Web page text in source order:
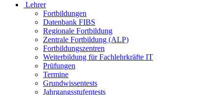
Lehrer
Fortbildungen
Datenbank FIBS
Regionale Fortbildung
Zentrale Fortbildung (ALP)
Fortbildungszentren
Weiterbildung für Fachlehrkräfte IT
Prüfungen
Termine
Grundwissentests
Jahrgangsstufentests